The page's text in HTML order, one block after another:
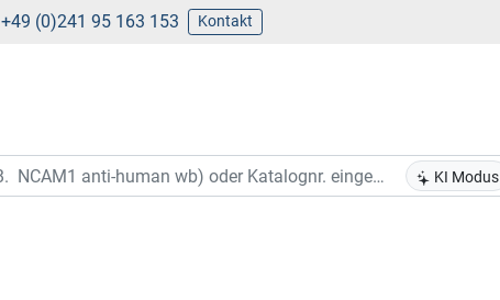
+49 (0)241 95 163 153 Kontakt
KI Modus